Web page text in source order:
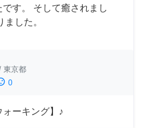
す。 そして癒されまし
した。
東京都
0
ォーキング】♪